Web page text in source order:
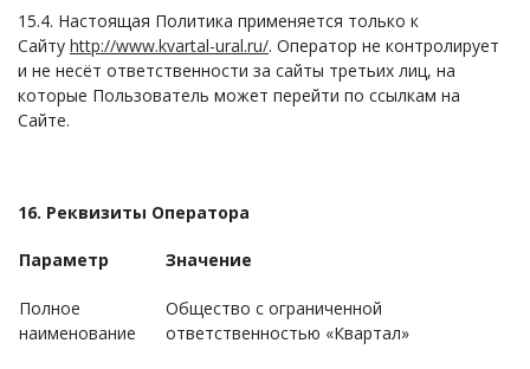
15.4. Настоящая Политика применяется только к
Сайту http://www.kvartal-ural.ru/. Оператор не контролирует
и не несёт ответственности за сайты третьих лиц, на
которые Пользователь может перейти по ссылкам на
Сайте.
16. Реквизиты Оператора
Параметр Значение
Полное
наименование
Общество с ограниченной
ответственностью «Квартал»